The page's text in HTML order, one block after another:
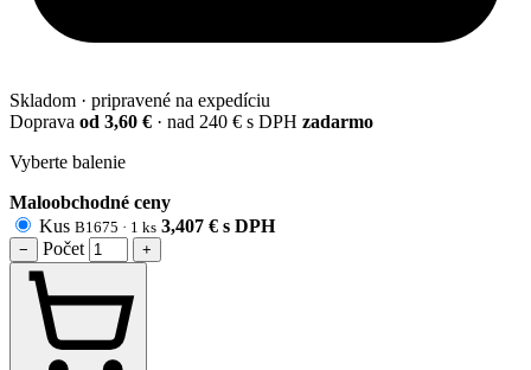
Skladom · pripravené na expedíciu
Doprava od 3,60 € · nad 240 € s DPH zadarmo
Vyberte balenie
Maloobchodné ceny
Kus B1675 · 1 ks 3,407 € s DPH
− Počet +